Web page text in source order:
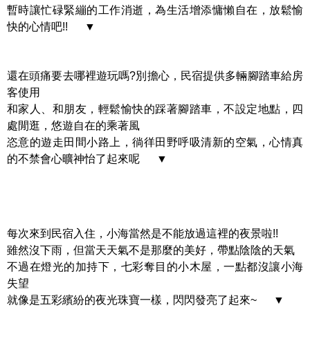
暫時讓忙碌緊繃的工作消逝，為生活增添慵懶自在，放鬆愉
快的心情吧!! ▼
還在頭痛要去哪裡遊玩嗎?別擔心，民宿提供多輛腳踏車給房
客使用
和家人、和朋友，輕鬆愉快的踩著腳踏車，不設定地點，四
處閒逛，悠遊自在的乘著風
恣意的遊走田間小路上，徜徉田野呼吸清新的空氣，心情真
的不禁會心曠神怡了起來呢 ▼
每次來到民宿入住，小海當然是不能放過這裡的夜景啦!!
雖然沒下雨，但當天天氣不是那麼的美好，帶點陰陰的天氣
不過在燈光的加持下，七彩奪目的小木屋，一點都沒讓小海
失望
就像是五彩繽紛的夜光珠寶一樣，閃閃發亮了起來~ ▼